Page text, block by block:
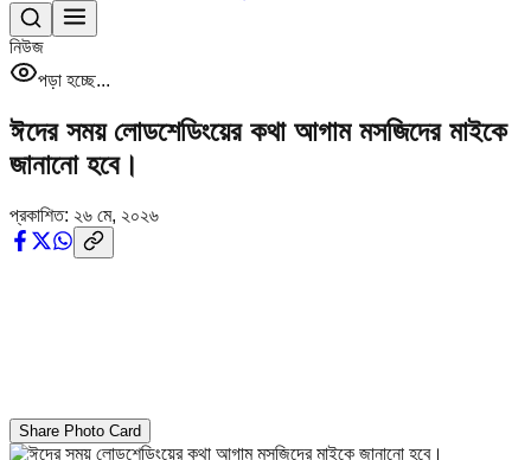
নিউজ
পড়া হচ্ছে...
ঈদের সময় লোডশেডিংয়ের কথা আগাম মসজিদের মাইকে
জানানো হবে।
প্রকাশিত: ২৬ মে, ২০২৬
Share Photo Card